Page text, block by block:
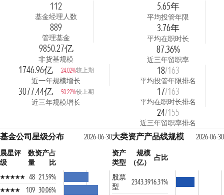
112
基金经理人数
889
管理基金
9850.27亿
非货基规模
1746.96亿 24.02%较上期
近一年规模增长
3077.44亿 50.22%较上期
近三年规模增长
5.65年
平均投管年限
3.76年
平均在职时长
87.36%
近三年留职率
18/163
平均投管年限排名
17/163
平均在职时长排名
24/155
近三年留职率排名
基金公司星级分布
2026-06-30
晨星评
级
数
量
资产占
比
48 21.59%
109 30.06%
大类资产产品线规模
2026-06-30
资产
类型
规模
（亿）
占比
股票
型
2343.3916.31%